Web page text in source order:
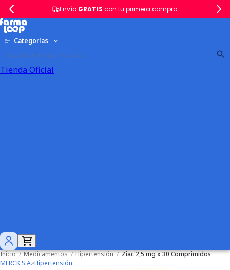
Envío GRATIS con tu primera compra
Categorías
Tienda Oficial
Inicio / Medicamentos / Hipertensión / Ziac 2,5 mg x 30 Comprimidos
MERCK S.A. Hipertensión